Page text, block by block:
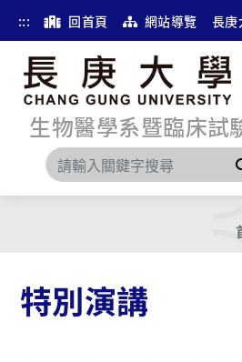
::: 回首頁 網站導覽 長庚
生物醫學系暨臨床試
特別演講